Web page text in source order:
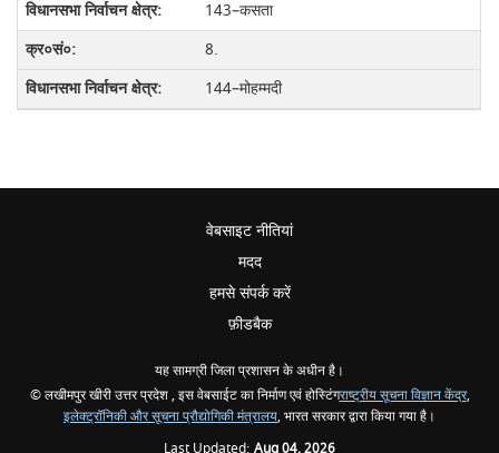
143–कसता
8.
144–मोहम्मदी
वेबसाइट नीतियां
मदद
हमसे संपर्क करें
फ़ीडबैक
यह सामग्री जिला प्रशासन के अधीन है।
© लखीमपुर खीरी उत्तर प्रदेश , इस वेबसाईट का निर्माण एवं होस्टिंगराष्ट्रीय सूचना विज्ञान केंद्र,
इलेक्ट्रॉनिकी और सूचना प्रौद्योगिकी मंत्रालय, भारत सरकार द्वारा किया गया है।
Last Updated: Aug 04, 2026